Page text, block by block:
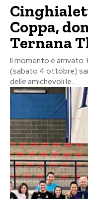
Coppa,
Ternana
Il momento è arrivato.
(sabato 4 ottobre)
delle amichevoli le...